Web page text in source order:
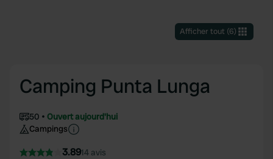
Afficher tout(6)
Camping Punta Lunga
50
Ouvert aujourd'hui
Campings
3.8914 avis